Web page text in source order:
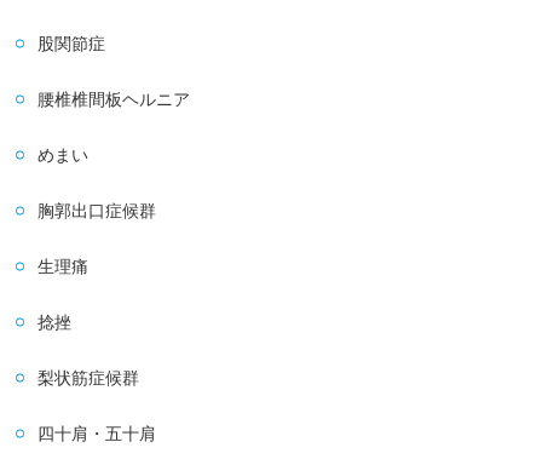
股関節症
腰椎椎間板ヘルニア
めまい
胸郭出口症候群
生理痛
捻挫
梨状筋症候群
四十肩・五十肩